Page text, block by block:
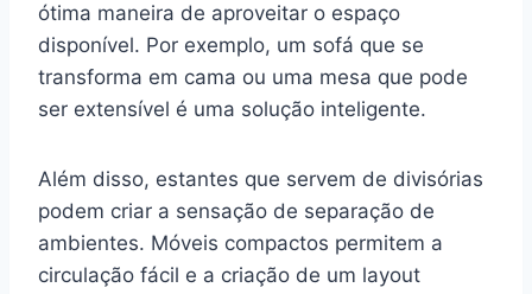
ótima maneira de aproveitar o espaço
disponível. Por exemplo, um sofá que se
transforma em cama ou uma mesa que pode
ser extensível é uma solução inteligente.
Além disso, estantes que servem de divisórias
podem criar a sensação de separação de
ambientes. Móveis compactos permitem a
circulação fácil e a criação de um layout